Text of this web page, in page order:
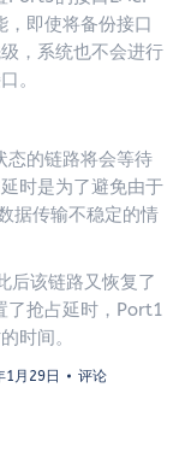
，即使将备份接口
，系统也不会进行
。
态的链路将会等待
时是为了避免由于
据传输不稳定的情
后该链路又恢复了
了抢占延时，Port1
时间。
1月29日 评论